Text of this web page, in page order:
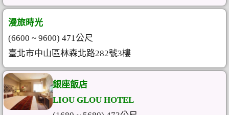
漫旅時光
(6600 ~ 9600) 471公尺
臺北市中山區林森北路282號3樓
銀座飯店
LIOU GLOU HOTEL